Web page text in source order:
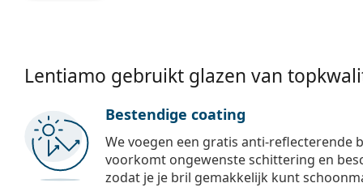
Lentiamo gebruikt glazen van
Bestendige coating
We voegen een gratis anti-reflecterende
voorkomt ongewenste schittering en
zodat je je bril gemakkelijk kunt